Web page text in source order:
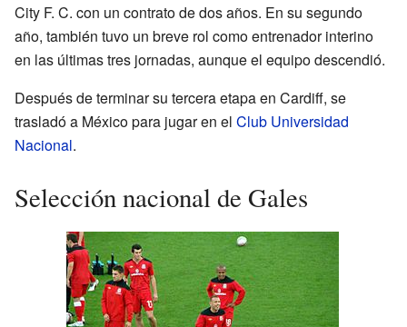
City F. C. con un contrato de dos años. En su segundo
año, también tuvo un breve rol como entrenador interino
en las últimas tres jornadas, aunque el equipo descendió.
Después de terminar su tercera etapa en Cardiff, se
trasladó a México para jugar en el Club Universidad
Nacional.
Selección nacional de Gales